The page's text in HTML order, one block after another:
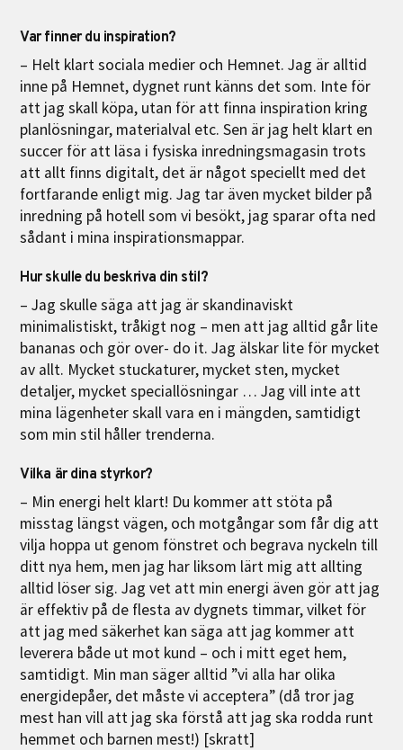
Var finner du inspiration?
– Helt klart sociala medier och Hemnet. Jag är alltid
inne på Hemnet, dygnet runt känns det som. Inte för
att jag skall köpa, utan för att finna inspiration kring
planlösningar, materialval etc. Sen är jag helt klart en
succer för att läsa i fysiska inredningsmagasin trots
att allt finns digitalt, det är något speciellt med det
fortfarande enligt mig. Jag tar även mycket bilder på
inredning på hotell som vi besökt, jag sparar ofta ned
sådant i mina inspirationsmappar.
Hur skulle du beskriva din stil?
– Jag skulle säga att jag är skandinaviskt
minimalistiskt, tråkigt nog – men att jag alltid går lite
bananas och gör over- do it. Jag älskar lite för mycket
av allt. Mycket stuckaturer, mycket sten, mycket
detaljer, mycket speciallösningar … Jag vill inte att
mina lägenheter skall vara en i mängden, samtidigt
som min stil håller trenderna.
Vilka är dina styrkor?
– Min energi helt klart! Du kommer att stöta på
misstag längst vägen, och motgångar som får dig att
vilja hoppa ut genom fönstret och begrava nyckeln till
ditt nya hem, men jag har liksom lärt mig att allting
alltid löser sig. Jag vet att min energi även gör att jag
är effektiv på de flesta av dygnets timmar, vilket för
att jag med säkerhet kan säga att jag kommer att
leverera både ut mot kund – och i mitt eget hem,
samtidigt. Min man säger alltid ”vi alla har olika
energidepåer, det måste vi acceptera” (då tror jag
mest han vill att jag ska förstå att jag ska rodda runt
hemmet och barnen mest!) [skratt]